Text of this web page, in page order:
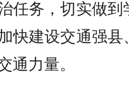
任务，切实做
快建设交通强
通力量。